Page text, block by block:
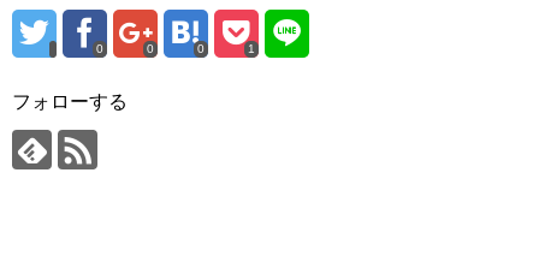
0 0 0 1
フォローする